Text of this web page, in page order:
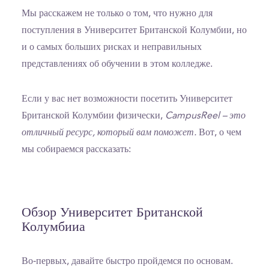
Мы расскажем не только о том, что нужно для
поступления в Университет Британской Колумбии, но
и о самых больших рисках и неправильных
представлениях об обучении в этом колледже.
Если у вас нет возможности посетить Университет
Британской Колумбии физически, CampusReel – это
отличный ресурс, который вам поможет. Вот, о чем
мы собираемся рассказать:
Обзор Университет Британской
Колумбииа
Во-первых, давайте быстро пройдемся по основам.